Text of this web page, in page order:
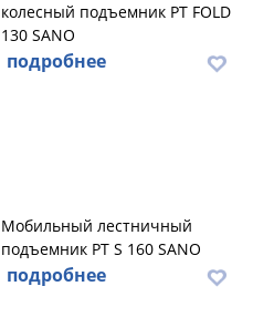
колесный подъемник PT FOLD
130 SANO
подробнее
Мобильный лестничный
подъемник PT S 160 SANO
подробнее